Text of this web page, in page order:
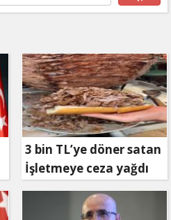
3 bin TL’ye döner satan
İşletmeye ceza yağdı